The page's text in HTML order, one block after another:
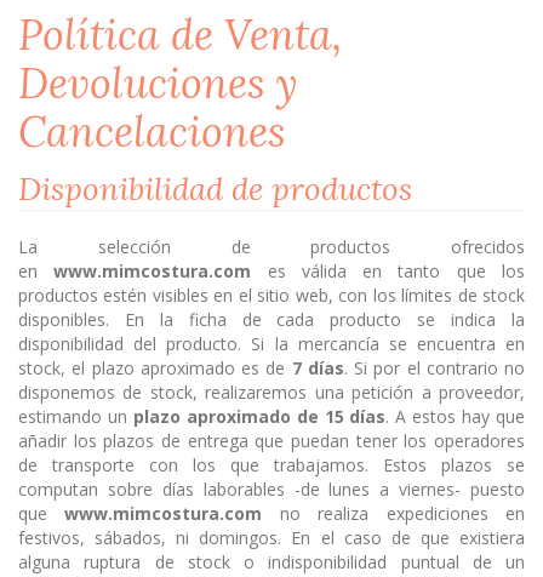
Política de Venta,
Devoluciones y
Cancelaciones
Disponibilidad de productos
La selección de productos ofrecidos
enwww.mimcostura.com es válida en tanto que los
productos estén visibles en el sitio web, con los límites de stock
disponibles. En la ficha de cada producto se indica la
disponibilidad del producto. Si la mercancía se encuentra en
stock, el plazo aproximado es de 7 días. Si por el contrario no
disponemos de stock, realizaremos una petición a proveedor,
estimando un plazo aproximado de 15 días. A estos hay que
añadir los plazos de entrega que puedan tener los operadores
de transporte con los que trabajamos. Estos plazos se
computan sobre días laborables -de lunes a viernes- puesto
quewww.mimcostura.com no realiza expediciones en
festivos, sábados, ni domingos. En el caso de que existiera
alguna ruptura de stock o indisponibilidad puntual de un